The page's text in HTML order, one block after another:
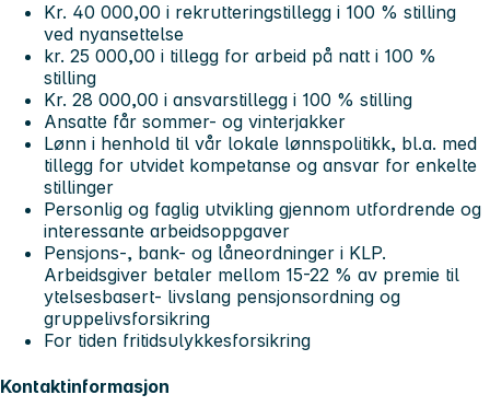
Kr. 40 000,00 i rekrutteringstillegg i 100 % stilling
ved nyansettelse
kr. 25 000,00 i tillegg for arbeid på natt i 100 %
stilling
Kr. 28 000,00 i ansvarstillegg i 100 % stilling
Ansatte får sommer- og vinterjakker
Lønn i henhold til vår lokale lønnspolitikk, bl.a. med
tillegg for utvidet kompetanse og ansvar for enkelte
stillinger
Personlig og faglig utvikling gjennom utfordrende og
interessante arbeidsoppgaver
Pensjons-, bank- og låneordninger i KLP.
Arbeidsgiver betaler mellom 15-22 % av premie til
ytelsesbasert- livslang pensjonsordning og
gruppelivsforsikring
For tiden fritidsulykkesforsikring
Kontaktinformasjon